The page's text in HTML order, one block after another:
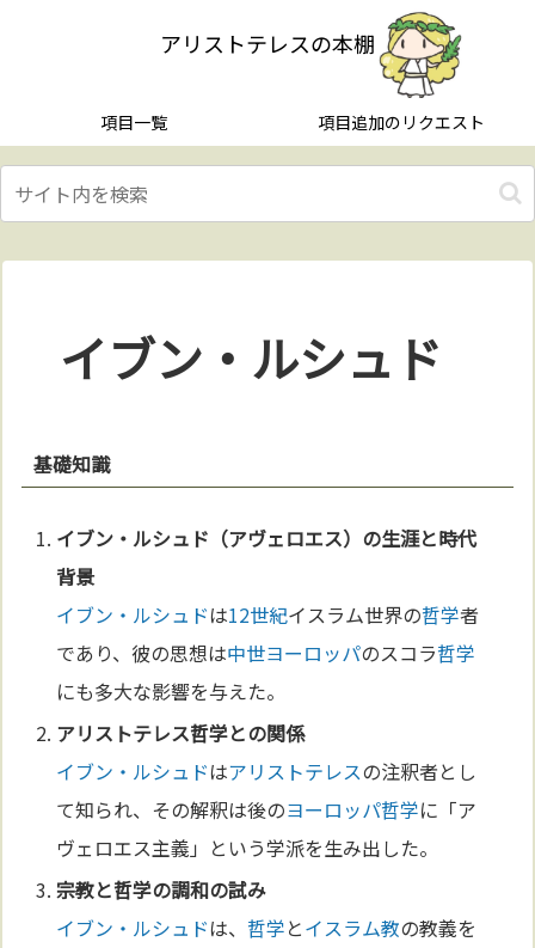
アリストテレスの本棚
項目一覧 項目追加のリクエスト
イブン・ルシュド
基礎知識
イブン・ルシュド （アヴェロエス）の生涯と時代
背景
イブン・ルシュドは12世紀イスラム世界の哲学者
であり、彼の思想は中世ヨーロッパのスコラ哲学
にも多大な影響を与えた。
アリストテレス哲学との関係
イブン・ルシュドはアリストテレスの注釈者とし
て知られ、その解釈は後のヨーロッパ哲学に「ア
ヴェロエス主義」という学派を生み出した。
宗教と哲学の調和の試み
イブン・ルシュドは、 哲学とイスラム教の教義を